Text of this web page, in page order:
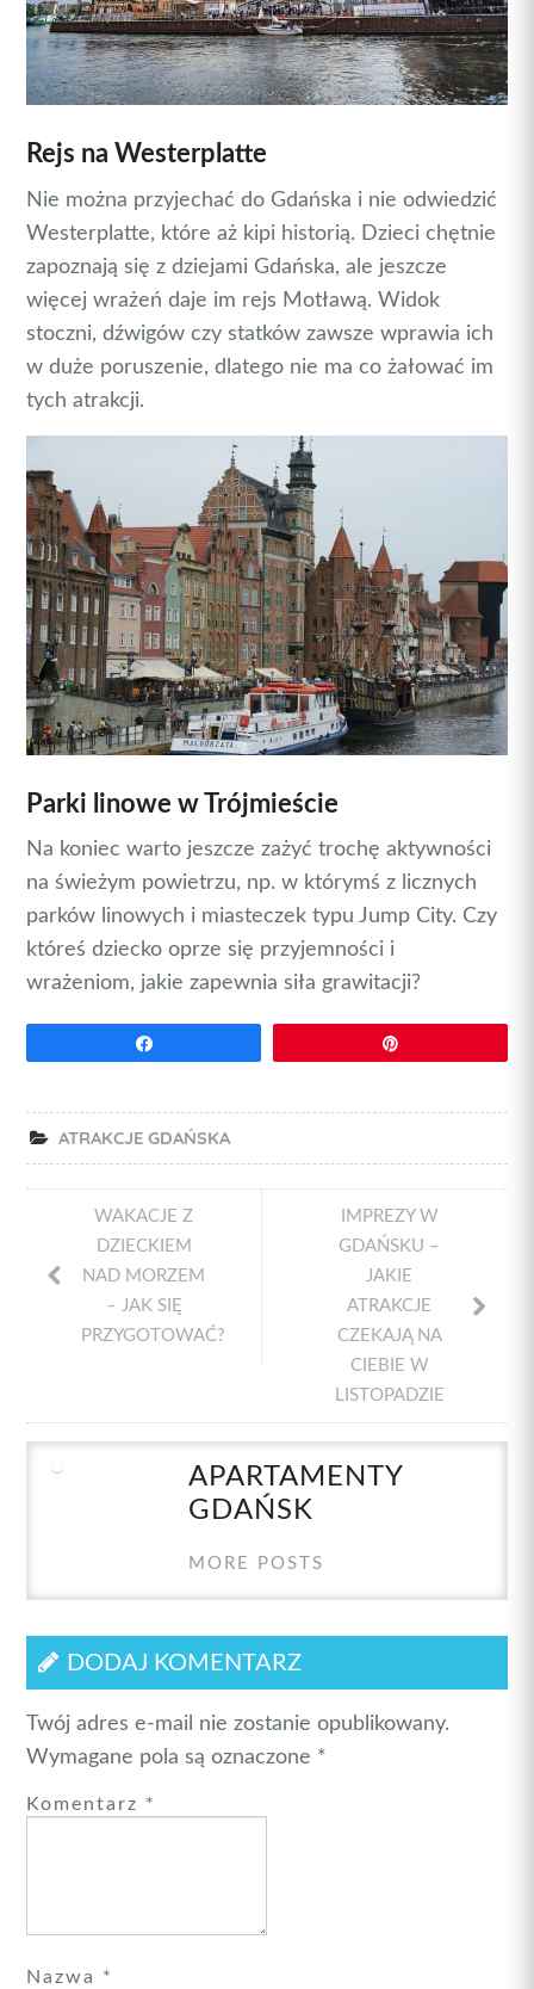
Rejs na Westerplatte
Nie można przyjechać do Gdańska i nie odwiedzić
Westerplatte, które aż kipi historią. Dzieci chętnie
zapoznają się z dziejami Gdańska, ale jeszcze
więcej wrażeń daje im rejs Motławą. Widok
stoczni, dźwigów czy statków zawsze wprawia ich
w duże poruszenie, dlatego nie ma co żałować im
tych atrakcji.
Parki linowe w Trójmieście
Na koniec warto jeszcze zażyć trochę aktywności
na świeżym powietrzu, np. w którymś z licznych
parków linowych i miasteczek typu Jump City. Czy
któreś dziecko oprze się przyjemności i
wrażeniom, jakie zapewnia siła grawitacji?
ATRAKCJE GDAŃSKA
WAKACJE Z
DZIECKIEM
NAD MORZEM
– JAK SIĘ
PRZYGOTOWAĆ?
IMPREZY W
GDAŃSKU –
JAKIE
ATRAKCJE
CZEKAJĄ NA
CIEBIE W
LISTOPADZIE
APARTAMENTY
GDAŃSK
MORE POSTS
DODAJ KOMENTARZ
Twój adres e-mail nie zostanie opublikowany.
Wymagane pola są oznaczone *
Komentarz *
Nazwa *